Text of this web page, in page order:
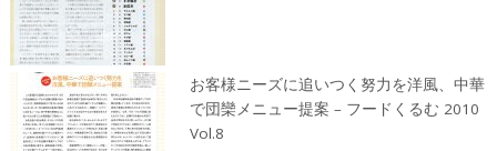
お客様ニーズに追いつく努力を洋風、中華
で団欒メニュー提案 – フードくるむ 2010
Vol.8